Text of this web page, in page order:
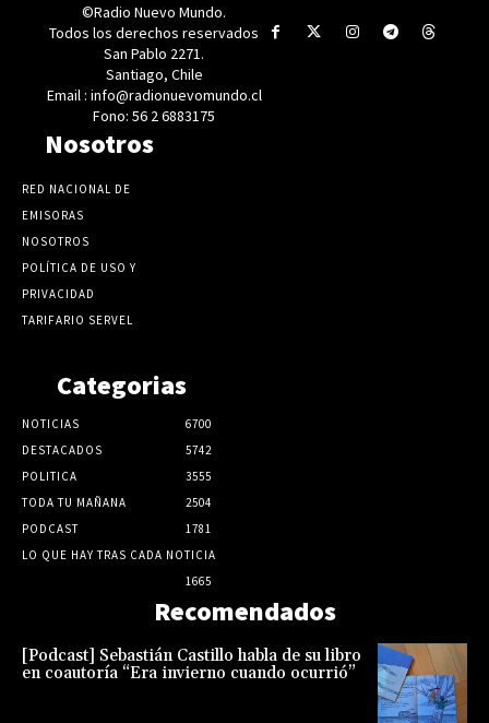
©Radio Nuevo Mundo.
Todos los derechos reservados
San Pablo 2271.
Santiago, Chile
Email : info@radionuevomundo.cl
Fono: 56 2 6883175
Nosotros
RED NACIONAL DE
EMISORAS
NOSOTROS
POLÍTICA DE USO Y
PRIVACIDAD
TARIFARIO SERVEL
Categorias
NOTICIAS
6700
DESTACADOS
5742
POLITICA
3555
TODA TU MAÑANA
2504
PODCAST
1781
LO QUE HAY TRAS CADA NOTICIA
1665
Recomendados
[Podcast] Sebastián Castillo habla de su libro
en coautoría “Era invierno cuando ocurrió”